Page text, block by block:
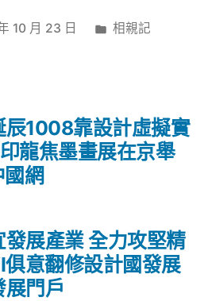
10 月 23 日
分
相親記
展產業 全力攻堅精
意翻修設計國發展
展門戶
辰1008靠設計虛擬實
龍焦墨畫展在京舉
網